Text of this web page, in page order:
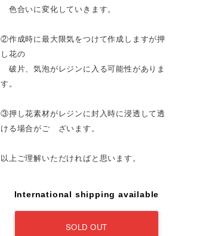
色合いに変化していきます。
②作成時に最大限気をつけて作成しますが押
し花の
破片、気泡がレジンに入る可能性がありま
す。
③押し花素材がレジンに封入時に浸透して透
ける場合がご ざいます。
以上ご理解いただければと思います。
International shipping available
SOLD OUT